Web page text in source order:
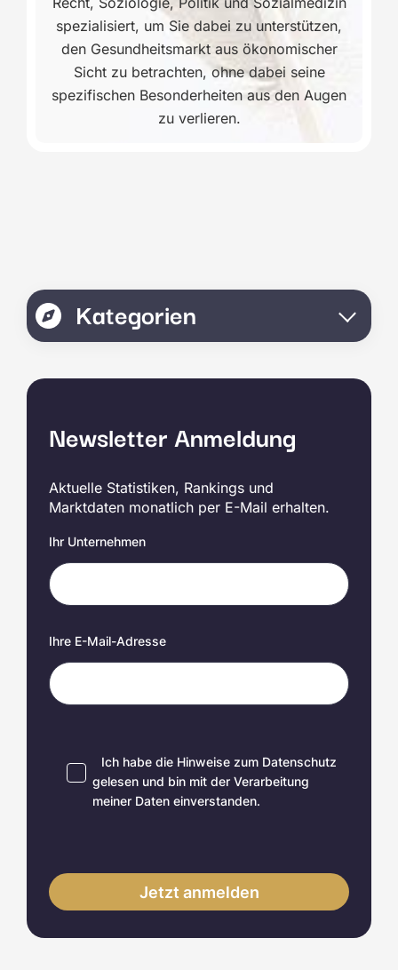
spezialisiert, um Sie dabei zu unterstützen,
den Gesundheitsmarkt aus ökonomischer
Sicht zu betrachten, ohne dabei seine
spezifischen Besonderheiten aus den Augen
zu verlieren.
Kategorien
Newsletter Anmeldung
Aktuelle Statistiken, Rankings und
Marktdaten monatlich per E-Mail erhalten.
Ihr Unternehmen
Ihre E-Mail-Adresse
Ich habe die Hinweise zum Datenschutz
gelesen und bin mit der Verarbeitung
meiner Daten einverstanden.